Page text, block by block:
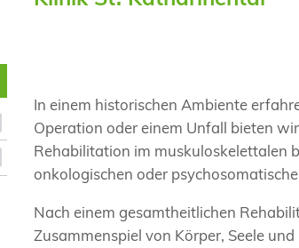
In einem historischen Ambiente
Operation oder einem Unfall bieten
Rehabilitation im muskuloskelettalen
onkologischen oder
Nach einem gesamtheitlichen
Zusammenspiel von Körper, Seele